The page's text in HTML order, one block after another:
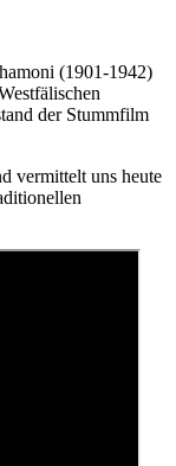
(1901-1942)
der Stummfilm
vermittelt uns heute